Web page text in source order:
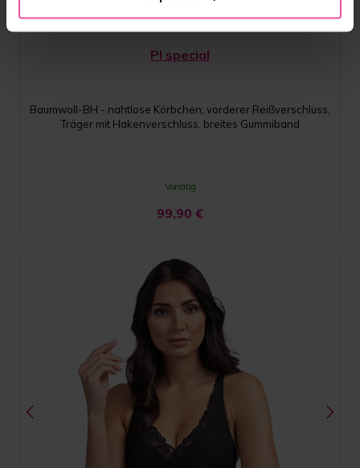
Weiß Schwarz
PI special
Baumwoll-BH - nahtlose Körbchen, vorderer Reißverschluss,
Träger mit Hakenverschluss, breites Gummiband
Vorrätig
99,90 €